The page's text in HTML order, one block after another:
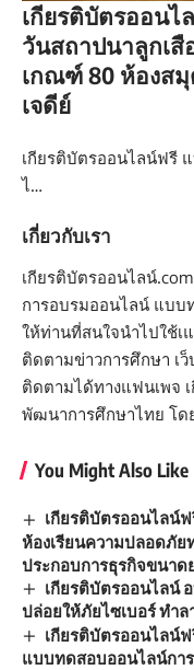
เกียรติบัตรออน
วันสถาปนาลูกเสื
เกณฑ์ 80 ห้องส
เจดีย์
เกียรติบัตรออนไลน์ฟรี
ไ…
เกี่ยวกับเรา
เกียรติบัตรออนไลน์
การอบรมออนไลน์ แบบ
ให้ท่านที่สนใจนำไปใช้เ
ติดตามข่าวการศึกษา เ
ติดตามได้ทางแฟนเพจ
พัฒนาการศึกษาไทย โด
You Might Also Like
เกียรติบัตรออนไลน์
ห้องเรียนความปลอดภัยท
ประกอบการธุรกิจขนาดย่
เกียรติบัตรออนไลน์
ปล่อยให้ภัยไซเบอร์ ทำลา
เกียรติบัตรออนไลน์
แบบทดสอบออนไลน์การ